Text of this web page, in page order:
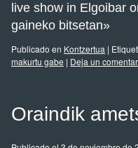
live show in Elgoibar
gaineko bitsetan»
Publicado en Kontzertua |
makurtu gabe | Deja un
Oraindik